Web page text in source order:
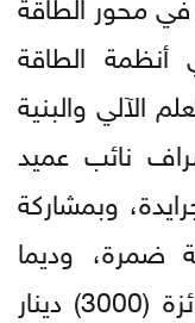
الطاقة
الآلي والبنية
نائب عميد
وبمشاركة
ضمرة، وديما
محسن، حيث بلغت قيمة الجائزة (3000) دينار